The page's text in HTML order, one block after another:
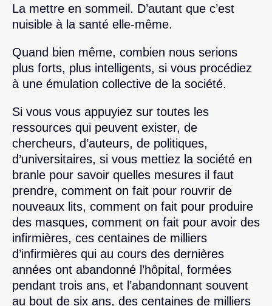
La mettre en sommeil. D’autant que c’est
nuisible à la santé elle-même.
Quand bien même, combien nous serions
plus forts, plus intelligents, si vous procédiez
à une émulation collective de la société.
Si vous vous appuyiez sur toutes les
ressources qui peuvent exister, de
chercheurs, d’auteurs, de politiques,
d’universitaires, si vous mettiez la société en
branle pour savoir quelles mesures il faut
prendre, comment on fait pour rouvrir de
nouveaux lits, comment on fait pour produire
des masques, comment on fait pour avoir des
infirmières, ces centaines de milliers
d’infirmières qui au cours des dernières
années ont abandonné l’hôpital, formées
pendant trois ans, et l’abandonnant souvent
au bout de six ans, des centaines de milliers